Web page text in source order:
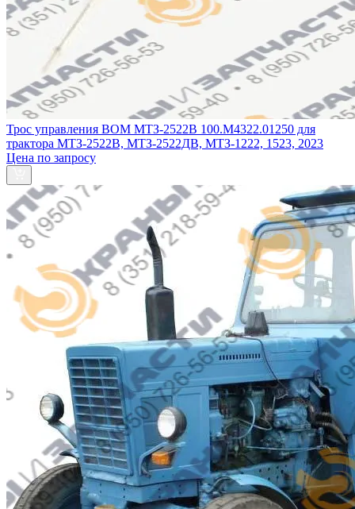
Трос управления ВОМ МТЗ-2522В 100.М4322.01250 для
трактора МТЗ-2522В, МТЗ-2522ДВ, МТЗ-1222, 1523, 2023
Цена по запросу